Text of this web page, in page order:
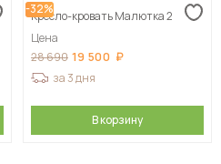
-32%
Кресло-кровать Малютка 2
Цена
28 690 19 500
за 3 дня
В корзину